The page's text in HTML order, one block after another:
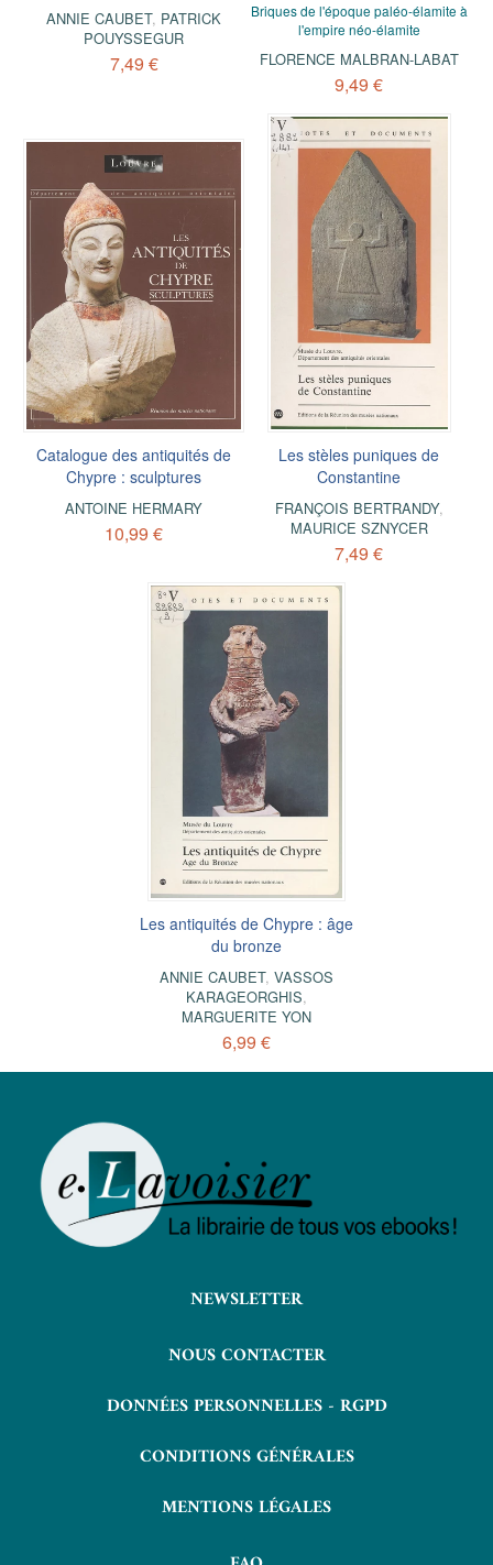
ANNIE CAUBET, PATRICK
POUYSSEGUR
7,49 €
Briques de l'époque paléo-élamite à
l'empire néo-élamite
FLORENCE MALBRAN-LABAT
9,49 €
Catalogue des antiquités de
Chypre : sculptures
ANTOINE HERMARY
10,99 €
Les stèles puniques de
Constantine
FRANÇOIS BERTRANDY,
MAURICE SZNYCER
7,49 €
Les antiquités de Chypre : âge
du bronze
ANNIE CAUBET, VASSOS
KARAGEORGHIS,
MARGUERITE YON
6,99 €
NEWSLETTER
NOUS CONTACTER
DONNÉES PERSONNELLES - RGPD
CONDITIONS GÉNÉRALES
MENTIONS LÉGALES